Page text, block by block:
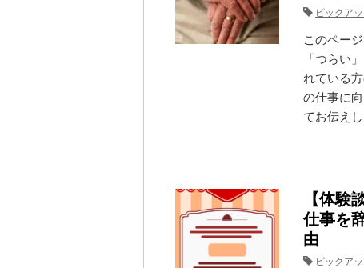
ピックア
このペー
「つらい
れている
の仕事に
てお伝え
【体験
仕事を
由
ピックア